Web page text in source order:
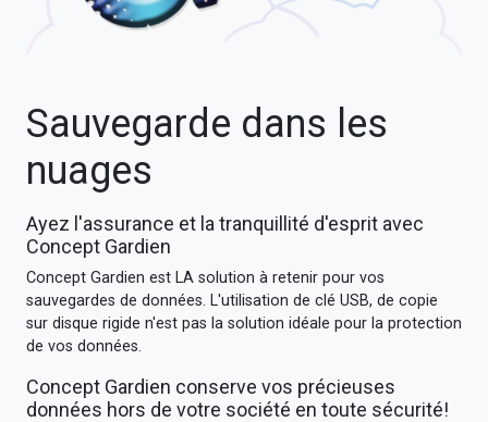
Sauvegarde dans les
nuages
Ayez l'assurance et la tranquillité d'esprit avec
Concept Gardien
Concept Gardien est LA solution à retenir pour vos
sauvegardes de données. L'utilisation de clé USB, de copie
sur disque rigide n'est pas la solution idéale pour la protection
de vos données.
Concept Gardien conserve vos précieuses
données hors de votre société en toute sécurité!